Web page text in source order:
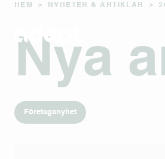
HEM > NYHETER & ARTIKLAR >
Nya
Företagsnyhet